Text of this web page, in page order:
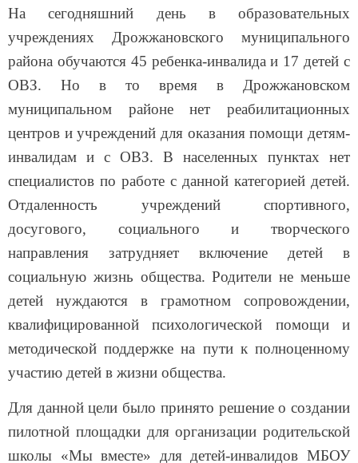
На сегодняшний день в образовательных
учреждениях Дрожжановского муниципального
района обучаются 45 ребенка-инвалида и 17 детей с
ОВЗ. Но в то время в Дрожжановском
муниципальном районе нет реабилитационных
центров и учреждений для оказания помощи детям-
инвалидам и с ОВЗ. В населенных пунктах нет
специалистов по работе с данной категорией детей.
Отдаленность учреждений спортивного,
досугового, социального и творческого
направления затрудняет включение детей в
социальную жизнь общества. Родители не меньше
детей нуждаются в грамотном сопровождении,
квалифицированной психологической помощи и
методической поддержке на пути к полноценному
участию детей в жизни общества.
Для данной цели было принято решение о создании
пилотной площадки для организации родительской
школы «Мы вместе» для детей-инвалидов МБОУ